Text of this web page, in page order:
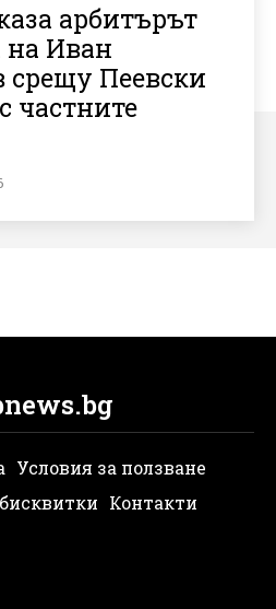
арбитърът
на Иван
Пеевски
частните
Условия за ползване
Контакти